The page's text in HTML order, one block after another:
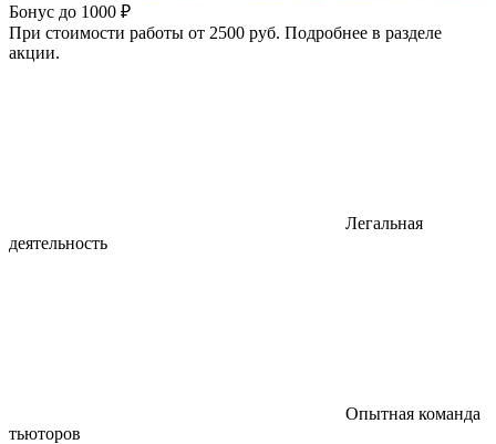
Бонус до 1000 ₽
При стоимости работы от 2500 руб. Подробнее в разделе
акции.
Легальная
деятельность
Опытная команда
тьюторов